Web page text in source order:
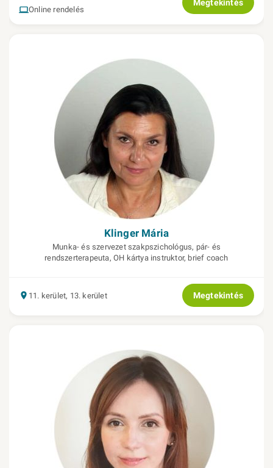
Online rendelés
Megtekintés
Klinger Mária
Munka- és szervezet szakpszichológus, pár- és
rendszerterapeuta, OH kártya instruktor, brief coach
11. kerület, 13. kerület Megtekintés